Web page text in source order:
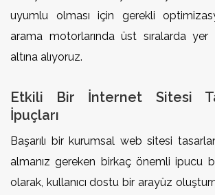
uyumlu olması için gerekli
arama motorlarında üst sıralarda yer
altına alıyoruz.
Etkili Bir İnternet Sitesi
İpuçları
Başarılı bir kurumsal web sitesi
almanız gereken birkaç önemli ipucu
olarak, kullanıcı dostu bir arayüz